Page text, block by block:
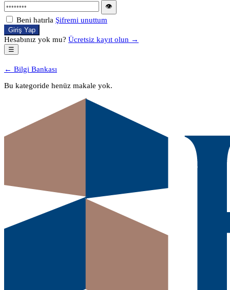
👁
Beni hatırla Şifremi unuttum
Giriş Yap
Hesabınız yok mu? Ücretsiz kayıt olun →
☰
← Bilgi Bankası
Bu kategoride henüz makale yok.